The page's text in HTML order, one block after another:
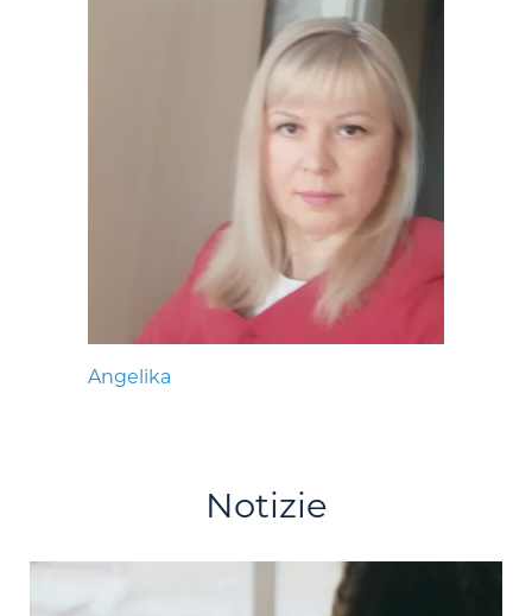
Angelika
Notizie